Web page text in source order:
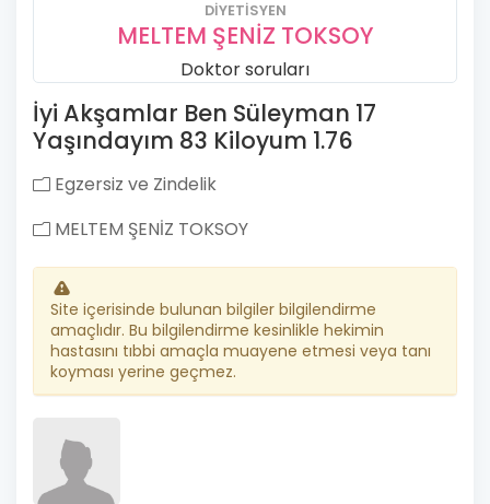
DIYETISYEN
MELTEM ŞENİZ TOKSOY
Doktor soruları
İyi Akşamlar Ben Süleyman 17
Yaşındayım 83 Kiloyum 1.76
Egzersiz ve Zindelik
MELTEM ŞENİZ TOKSOY
Site içerisinde bulunan bilgiler bilgilendirme
amaçlıdır. Bu bilgilendirme kesinlikle hekimin
hastasını tıbbi amaçla muayene etmesi veya tanı
koyması yerine geçmez.